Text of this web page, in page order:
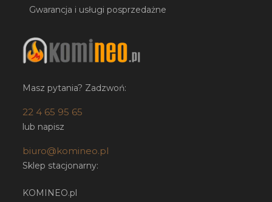
Gwarancja i usługi posprzedażne
Masz pytania? Zadzwoń:
22 4 65 95 65
lub napisz
biuro@komineo.pl
Sklep stacjonarny:
KOMINEO.pl